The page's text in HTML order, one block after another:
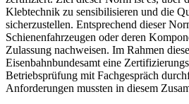
Klebtechnik zu sensibilisieren und die
sicherzustellen. Entsprechend dieser
Schienenfahrzeugen oder deren
Zulassung nachweisen. Im Rahmen
Eisenbahnbundesamt eine
Betriebsprüfung mit Fachgespräch
Anforderungen mussten in diesem